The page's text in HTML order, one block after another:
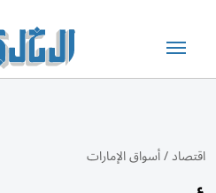
اقتصاد/أسواق الإمارات